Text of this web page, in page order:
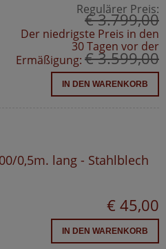
Regulärer Preis:
€ 3.799,00
Der niedrigste Preis in den
30 Tagen vor der
Ermäßigung: € 3.599,00
IN DEN WARENKORB
0,5m. lang - Stahlblech
€ 45,00
IN DEN WARENKORB